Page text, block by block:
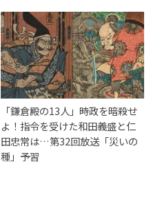
「鎌倉殿の13人」時政を暗殺せ
よ！指令を受けた和田義盛と仁
田忠常は…第32回放送「災いの
種」予習